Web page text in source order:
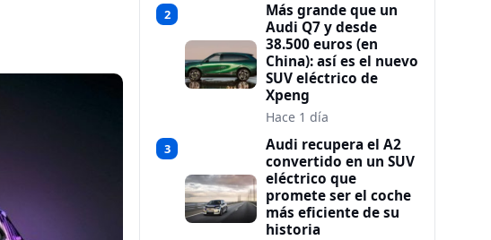
2
Más grande que un
Audi Q7 y desde
38.500 euros (en
China): así es el nuevo
SUV eléctrico de
Xpeng
Hace 1 día
3
Audi recupera el A2
convertido en un SUV
eléctrico que
promete ser el coche
más eficiente de su
historia